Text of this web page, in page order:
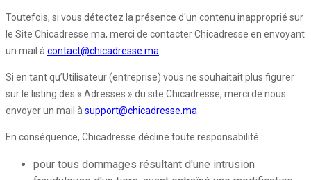
Toutefois, si vous détectez la présence d'un contenu inapproprié sur
le Site Chicadresse.ma, merci de contacter Chicadresse en envoyant
un mail à contact@chicadresse.ma
Si en tant qu’Utilisateur (entreprise) vous ne souhaitait plus figurer
sur le listing des « Adresses » du site Chicadresse, merci de nous
envoyer un mail à support@chicadresse.ma
En conséquence, Chicadresse décline toute responsabilité :
pour tous dommages résultant d'une intrusion